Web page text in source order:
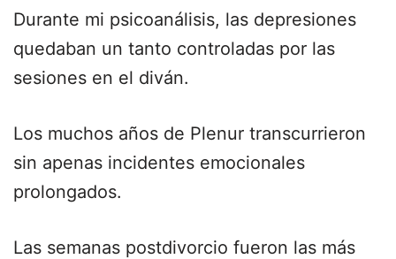
Durante mi psicoanálisis, las depresiones
quedaban un tanto controladas por las
sesiones en el diván.
Los muchos años de Plenur transcurrieron
sin apenas incidentes emocionales
prolongados.
Las semanas postdivorcio fueron las más